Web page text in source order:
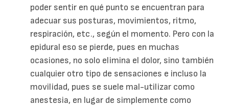
poder sentir en qué punto se encuentran para
adecuar sus posturas, movimientos, ritmo,
respiración, etc., según el momento. Pero con la
epidural eso se pierde, pues en muchas
ocasiones, no solo elimina el dolor, sino también
cualquier otro tipo de sensaciones e incluso la
movilidad, pues se suele mal-utilizar como
anestesia, en lugar de simplemente como